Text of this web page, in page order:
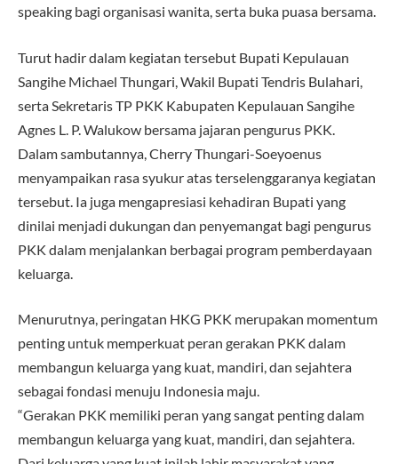
speaking bagi organisasi wanita, serta buka puasa bersama.
Turut hadir dalam kegiatan tersebut Bupati Kepulauan
Sangihe Michael Thungari, Wakil Bupati Tendris Bulahari,
serta Sekretaris TP PKK Kabupaten Kepulauan Sangihe
Agnes L. P. Walukow bersama jajaran pengurus PKK.
Dalam sambutannya, Cherry Thungari-Soeyoenus
menyampaikan rasa syukur atas terselenggaranya kegiatan
tersebut. Ia juga mengapresiasi kehadiran Bupati yang
dinilai menjadi dukungan dan penyemangat bagi pengurus
PKK dalam menjalankan berbagai program pemberdayaan
keluarga.
Menurutnya, peringatan HKG PKK merupakan momentum
penting untuk memperkuat peran gerakan PKK dalam
membangun keluarga yang kuat, mandiri, dan sejahtera
sebagai fondasi menuju Indonesia maju.
“Gerakan PKK memiliki peran yang sangat penting dalam
membangun keluarga yang kuat, mandiri, dan sejahtera.